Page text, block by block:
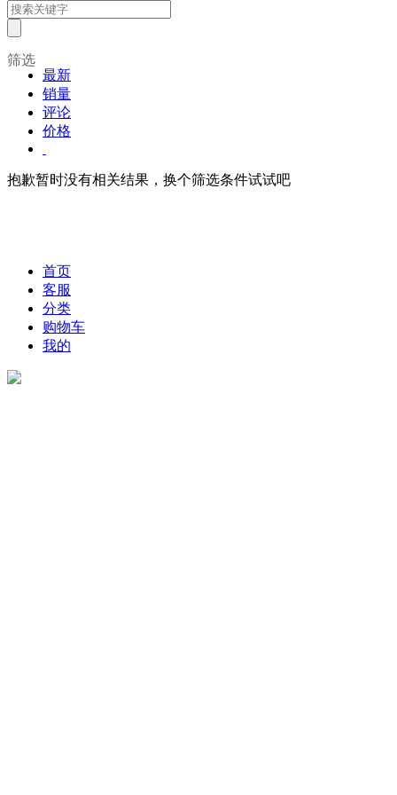
筛选
最新
销量
评论
价格
抱歉暂时没有相关结果，换个筛选条件试试吧
首页
客服
分类
购物车
我的